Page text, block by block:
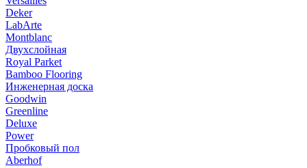
Deker
LabArte
Montblanc
Двухслойная
Royal Parket
Bamboo Flooring
Инженерная доска
Goodwin
Greenline
Deluxe
Power
Пробковый пол
Aberhof